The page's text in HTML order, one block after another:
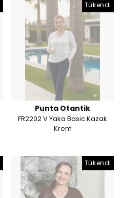
Tükendi
Punta Otantik
FR2202 V Yaka Basic Kazak
Krem
Tükendi